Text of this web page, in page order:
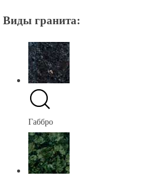
Виды гранита:
Габбро